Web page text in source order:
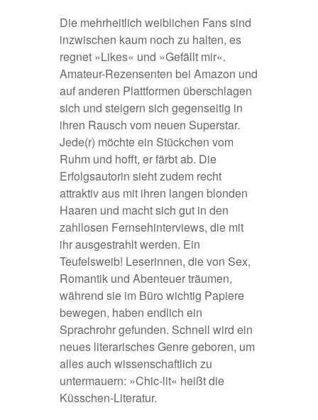
Die mehrheitlich weiblichen Fans sind
inzwischen kaum noch zu halten, es
regnet »Likes« und »Gefällt mir«.
Amateur-Rezensenten bei Amazon und
auf anderen Plattformen überschlagen
sich und steigern sich gegenseitig in
ihren Rausch vom neuen Superstar.
Jede(r) möchte ein Stückchen vom
Ruhm und hofft, er färbt ab. Die
Erfolgsautorin sieht zudem recht
attraktiv aus mit ihren langen blonden
Haaren und macht sich gut in den
zahllosen Fernsehinterviews, die mit
ihr ausgestrahlt werden. Ein
Teufelsweib! Leserinnen, die von Sex,
Romantik und Abenteuer träumen,
während sie im Büro wichtig Papiere
bewegen, haben endlich ein
Sprachrohr gefunden. Schnell wird ein
neues literarisches Genre geboren, um
alles auch wissenschaftlich zu
untermauern: »Chic-lit« heißt die
Küsschen-Literatur.